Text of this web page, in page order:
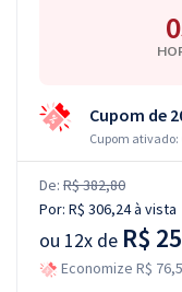
Cupom de
Cupom ativado:
De: R$ 382,80
Por: R$ 306,24à vista
ou 12x de R$
Economize R$